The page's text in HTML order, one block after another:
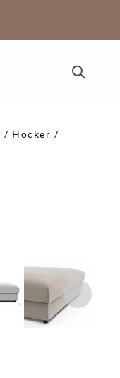
Hocker